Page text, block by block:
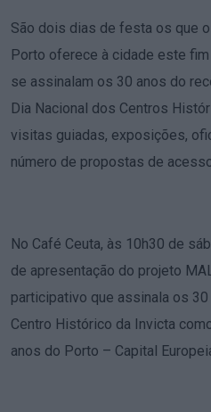
São dois dias de festa os que
Porto oferece à cidade este
se assinalam os 30 anos do
Dia Nacional dos Centros
visitas guiadas, exposições,
número de propostas de
No Café Ceuta, às 10h30 de
de apresentação do projeto
participativo que assinala os
Centro Histórico da Invicta
anos do Porto – Capital